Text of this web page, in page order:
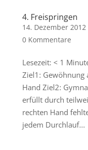
4. Freispringen
14. Dezember 2012
0 Kommentare
Lesezeit: < 1
Ziel1: Gewöhnung
Hand Ziel2:
erfüllt durch
rechten Hand
jedem Durchlauf...